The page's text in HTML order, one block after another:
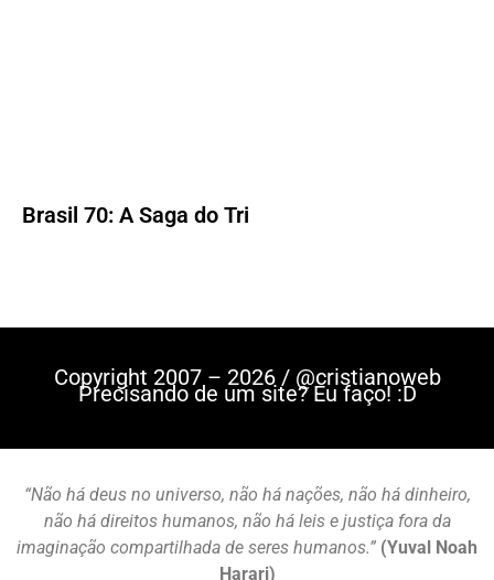
Brasil 70: A Saga do Tri
Copyright 2007 – 2026 / @cristianoweb
Precisando de um site? Eu faço! :D
“Não há deus no universo, não há nações, não há dinheiro,
não há direitos humanos, não há leis e justiça fora da
imaginação compartilhada de seres humanos.” (Yuval Noah
Harari)